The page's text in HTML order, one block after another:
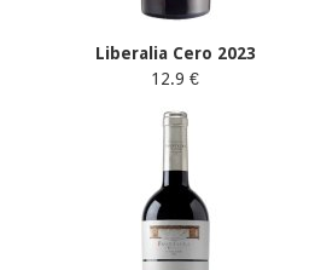
Liberalia Cero 2023
12.9 €